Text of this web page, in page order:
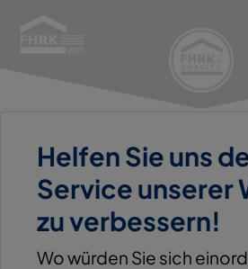
Helfen Sie uns
Service unserer
zu verbessern!
Wo würden Sie sich
SÖMMERDAER
GMBH